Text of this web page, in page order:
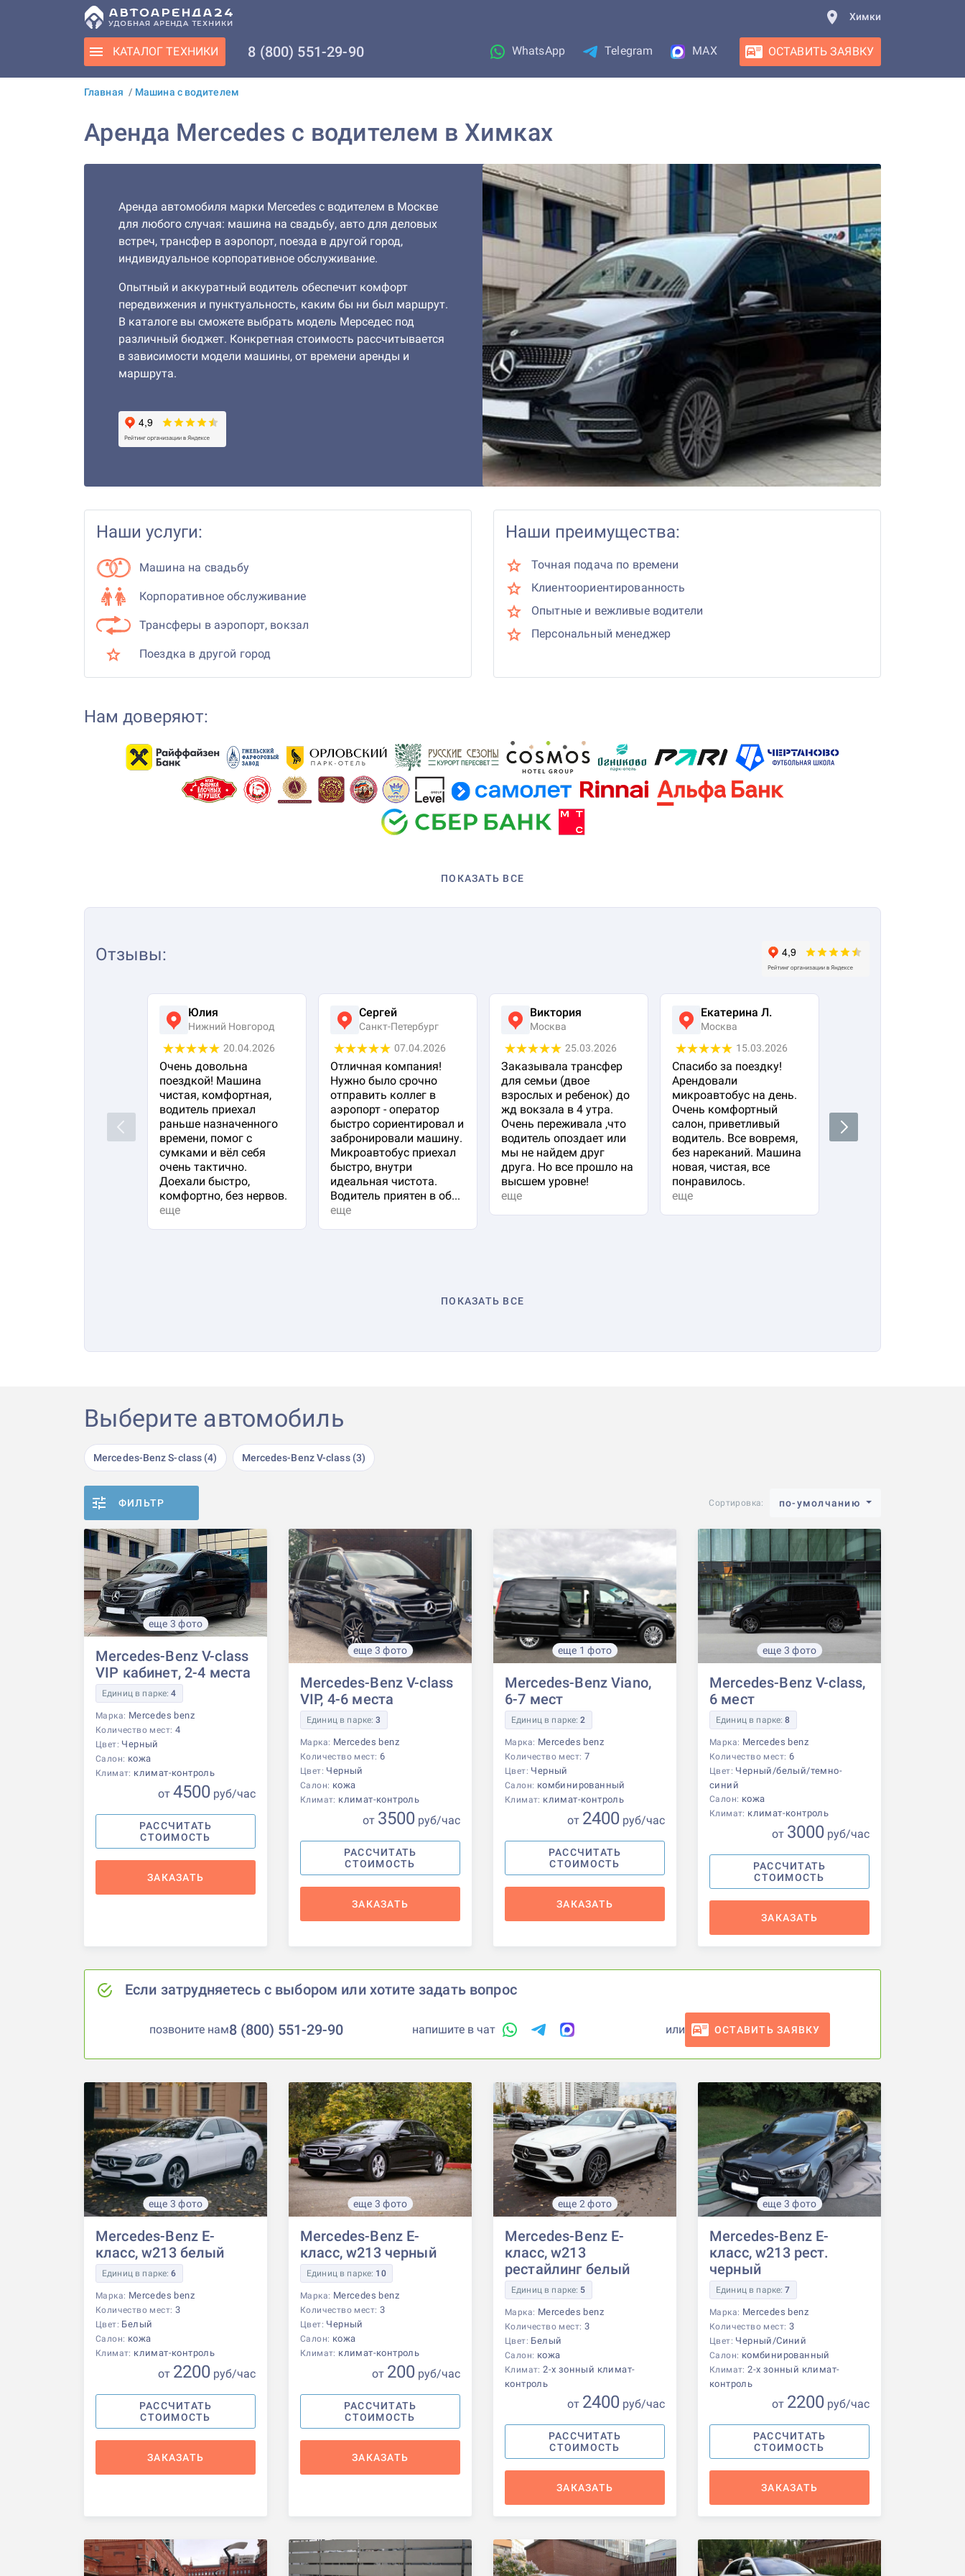
Химки
КАТАЛОГ ТЕХНИКИ 8 (800) 551-29-90 WhatsApp Telegram MAX ОСТАВИТЬ ЗАЯВКУ
Главная / Машина с водителем
Аренда Mercedes с водителем в Химках
Аренда автомобиля марки Mercedes с водителем в Москве
для любого случая: машина на свадьбу, авто для деловых
встреч, трансфер в аэропорт, поезда в другой город,
индивидуальное корпоративное обслуживание.
Опытный и аккуратный водитель обеспечит комфорт
передвижения и пунктуальность, каким бы ни был маршрут.
В каталоге вы сможете выбрать модель Мерседес под
различный бюджет. Конкретная стоимость рассчитывается
в зависимости модели машины, от времени аренды и
маршрута.
Наши услуги:
Машина на свадьбу
Корпоративное обслуживание
Трансферы в аэропорт, вокзал
Поездка в другой город
Наши преимущества:
Точная подача по времени
Клиентоориентированность
Опытные и вежливые водители
Персональный менеджер
Нам доверяют:
ПОКАЗАТЬ ВСЕ
Отзывы:
Previous
Юлия
Нижний Новгород
20.04.2026
Очень довольна
поездкой! Машина
чистая, комфортная,
водитель приехал
раньше назначенного
времени, помог с
сумками и вёл себя
очень тактично.
Доехали быстро,
комфортно, без нервов.
еще
Сергей
Санкт-Петербург
07.04.2026
Отличная компания!
Нужно было срочно
отправить коллег в
аэропорт - оператор
быстро сориентировал и
забронировали машину.
Микроавтобус приехал
быстро, внутри
идеальная чистота.
Водитель приятен в об...
еще
Виктория
Москва
25.03.2026
Заказывала трансфер
для семьи (двое
взрослых и ребенок) до
жд вокзала в 4 утра.
Очень переживала ,что
водитель опоздает или
мы не найдем друг
друга. Но все прошло на
высшем уровне!
еще
Екатерина Л.
Москва
15.03.2026
Спасибо за поездку!
Арендовали
микроавтобус на день.
Очень комфортный
салон, приветливый
водитель. Все вовремя,
без нареканий. Машина
новая, чистая, все
понравилось.
еще
очень довольна!
Водитель водит очень
плавно и аккуратно,
Next
ПОКАЗАТЬ ВСЕ
Выберите автомобиль
Mercedes-Benz S-class (4) Mercedes-Benz V-class (3)
ФИЛЬТР Сортировка: по-умолчанию
еще 3 фото
Mercedes-Benz V-class
VIP кабинет, 2-4 места
Единиц в парке:4
Марка: Mercedes benz
Количество мест: 4
Цвет: Черный
Салон: кожа
Климат: климат-контроль
от 4500 руб/час
РАССЧИТАТЬ
СТОИМОСТЬ
ЗАКАЗАТЬ
еще 3 фото
Mercedes-Benz V-class
VIP, 4-6 места
Единиц в парке:3
Марка: Mercedes benz
Количество мест: 6
Цвет: Черный
Салон: кожа
Климат: климат-контроль
от 3500 руб/час
РАССЧИТАТЬ
СТОИМОСТЬ
ЗАКАЗАТЬ
еще 1 фото
Mercedes-Benz Viano,
6-7 мест
Единиц в парке:2
Марка: Mercedes benz
Количество мест: 7
Цвет: Черный
Салон: комбинированный
Климат: климат-контроль
от 2400 руб/час
РАССЧИТАТЬ
СТОИМОСТЬ
ЗАКАЗАТЬ
еще 3 фото
Mercedes-Benz V-class,
6 мест
Единиц в парке:8
Марка: Mercedes benz
Количество мест: 6
Цвет: Черный/белый/темно-
синий
Салон: кожа
Климат: климат-контроль
от 3000 руб/час
РАССЧИТАТЬ
СТОИМОСТЬ
ЗАКАЗАТЬ
Если затрудняетесь с выбором или хотите задать вопрос
позвоните нам8 (800) 551-29-90 напишите в чат или ОСТАВИТЬ ЗАЯВКУ
еще 3 фото
Mercedes-Benz E-
класс, w213 белый
Единиц в парке:6
Марка: Mercedes benz
Количество мест: 3
Цвет: Белый
Салон: кожа
Климат: климат-контроль
от 2200 руб/час
РАССЧИТАТЬ
СТОИМОСТЬ
ЗАКАЗАТЬ
еще 3 фото
Mercedes-Benz E-
класс, w213 черный
Единиц в парке: 10
Марка: Mercedes benz
Количество мест: 3
Цвет: Черный
Салон: кожа
Климат: климат-контроль
от 200 руб/час
РАССЧИТАТЬ
СТОИМОСТЬ
ЗАКАЗАТЬ
еще 2 фото
Mercedes-Benz E-
класс, w213
рестайлинг белый
Единиц в парке: 5
Марка: Mercedes benz
Количество мест: 3
Цвет: Белый
Салон: кожа
Климат:2-х зонный климат-
контроль
от 2400 руб/час
РАССЧИТАТЬ
СТОИМОСТЬ
ЗАКАЗАТЬ
еще 3 фото
Mercedes-Benz E-
класс, w213 рест.
черный
Единиц в парке:7
Марка: Mercedes benz
Количество мест: 3
Цвет: Черный/Синий
Салон: комбинированный
Климат:2-х зонный климат-
контроль
от 2200 руб/час
РАССЧИТАТЬ
СТОИМОСТЬ
ЗАКАЗАТЬ